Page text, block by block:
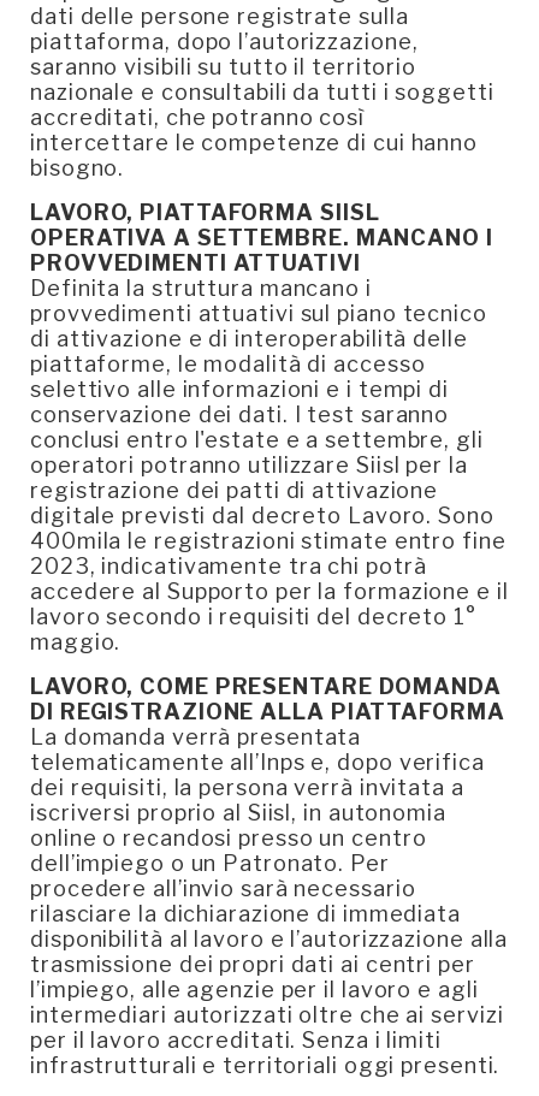
dati delle persone registrate sulla
piattaforma, dopo l’autorizzazione,
saranno visibili su tutto il territorio
nazionale e consultabili da tutti i soggetti
accreditati, che potranno così
intercettare le competenze di cui hanno
bisogno.
LAVORO, PIATTAFORMA SIISL
OPERATIVA A SETTEMBRE. MANCANO I
PROVVEDIMENTI ATTUATIVI
Definita la struttura mancano i
provvedimenti attuativi sul piano tecnico
di attivazione e di interoperabilità delle
piattaforme, le modalità di accesso
selettivo alle informazioni e i tempi di
conservazione dei dati. I test saranno
conclusi entro l'estate e a settembre, gli
operatori potranno utilizzare Siisl per la
registrazione dei patti di attivazione
digitale previsti dal decreto Lavoro. Sono
400mila le registrazioni stimate entro fine
2023, indicativamente tra chi potrà
accedere al Supporto per la formazione e il
lavoro secondo i requisiti del decreto 1°
maggio.
LAVORO, COME PRESENTARE DOMANDA
DI REGISTRAZIONE ALLA PIATTAFORMA
La domanda verrà presentata
telematicamente all’Inps e, dopo verifica
dei requisiti, la persona verrà invitata a
iscriversi proprio al Siisl, in autonomia
online o recandosi presso un centro
dell’impiego o un Patronato. Per
procedere all’invio sarà necessario
rilasciare la dichiarazione di immediata
disponibilità al lavoro e l’autorizzazione alla
trasmissione dei propri dati ai centri per
l’impiego, alle agenzie per il lavoro e agli
intermediari autorizzati oltre che ai servizi
per il lavoro accreditati. Senza i limiti
infrastrutturali e territoriali oggi presenti.